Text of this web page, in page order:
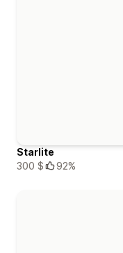
Starlite
300 $
92%